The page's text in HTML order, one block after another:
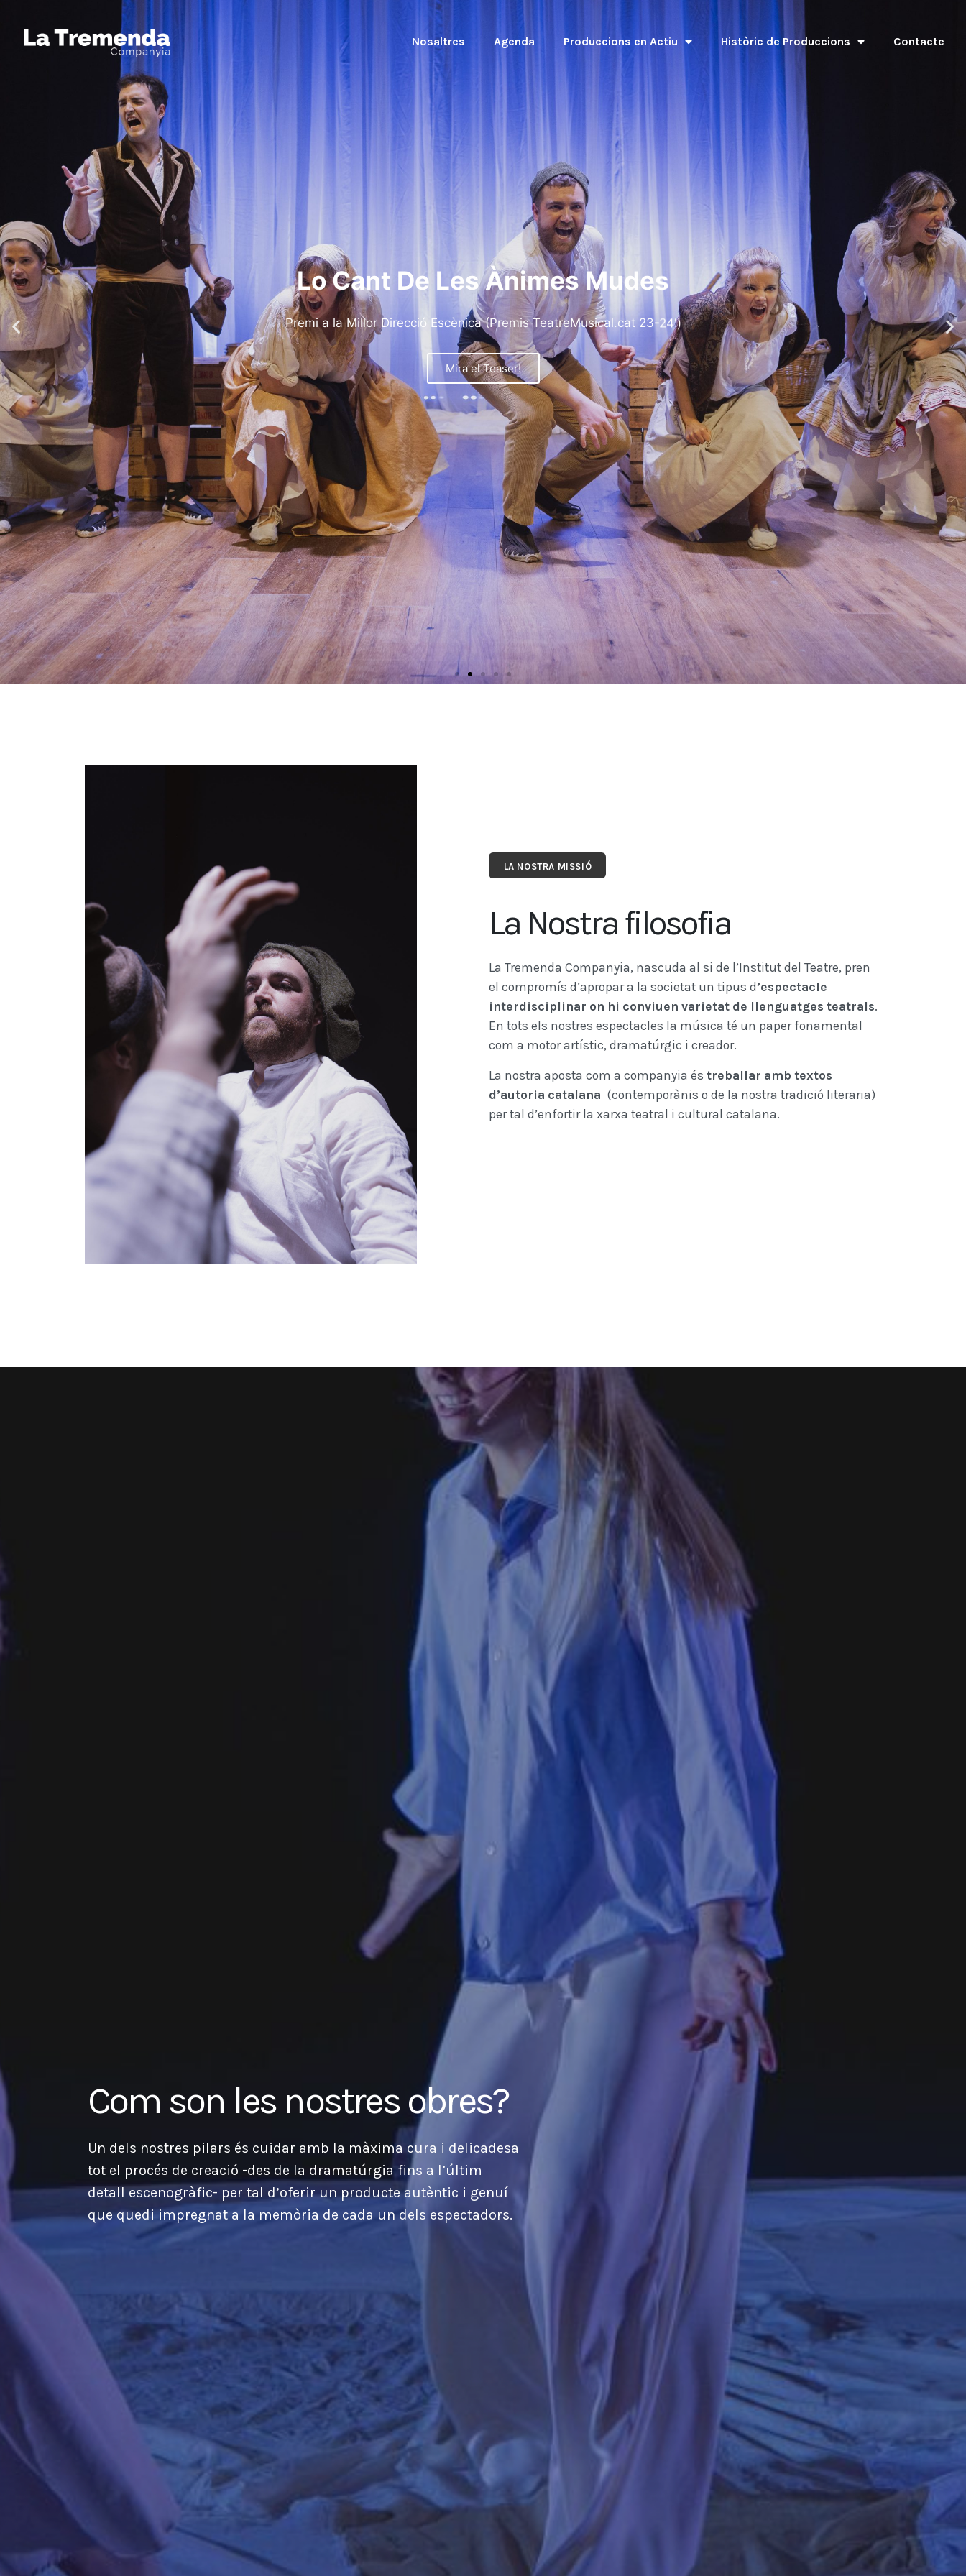
Nosaltres Agenda Produccions en Actiu Històric de Produccions Contacte
Clavellines d'Aire
Pels silencis que amaguen les llegendes
LA NOSTRA MISSIÓ
La Nostra filosofia
La Tremenda Companyia, nascuda al si de l’Institut del Teatre, pren
el compromís d’apropar a la societat un tipus d ’espectacle
interdisciplinar on hi conviuen varietat de llenguatges teatrals.
En tots els nostres espectacles la música té un paper fonamental
com a motor artístic, dramatúrgic i creador.
La nostra aposta com a companyia éstreballar amb textos
d’autoria catalana (contemporànis o de la nostra tradició literaria)
per tal d’enfortir la xarxa teatral i cultural catalana.
Com son les nostres obres?
Un dels nostres pilars és cuidar amb la màxima cura i delicadesa
tot el procés de creació -des de la dramatúrgia fins a l’últim
detall escenogràfic- per tal d’oferir un producte autèntic i genuí
que quedi impregnat a la memòria de cada un dels espectadors.